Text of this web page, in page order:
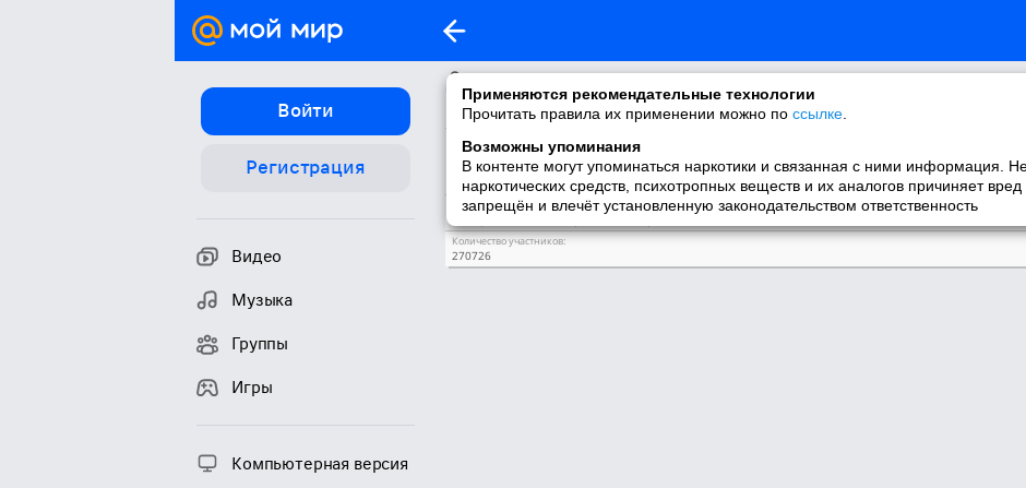
Применяются рекомендательные технологии
Прочитать правила их применении можно по ссылке
Возможны упоминания
В контенте могут упоминаться наркотики и связанная с ними информация.
наркотических средств, психотропных веществ и их аналогов причиняет
запрещён и влечёт установленную законодательством ответственность
Войти
Регистрация
Видео
Музыка
Группы
Игры
Компьютерная версия
О группе
Название:
Любящие мамы
Описание:
Что может быть важнее для мамы, чем ее малыш? Наша группа посвящена, пожалуй, самому
случаи из жизни, смешные фотографии, полезные советы, ежедневное вдохновение - мы постарались
бабушек и всех-всех причастных. Счастье нельзя купить, но его можно родить!
Интересы:
Количество участников:
270726